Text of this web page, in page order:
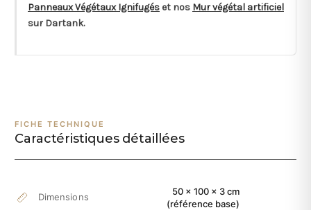
Panneaux Végétaux Ignifugés et nos Mur végétal artificiel
sur Dartank.
FICHE TECHNIQUE
Caractéristiques détaillées
Dimensions
50 × 100 × 3 cm
(référence base)